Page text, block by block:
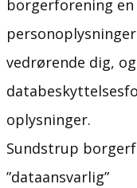
borgerforening
vedrørende dig,
oplysninger.
Sundstrup
”dataansvarlig”